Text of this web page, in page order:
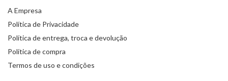
A Empresa
Política de Privacidade
Política de entrega, troca e devolução
Política de compra
Termos de uso e condições